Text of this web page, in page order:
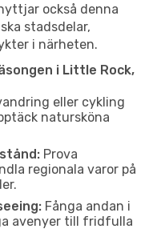
också denna
stadsdelar,
i närheten.
i Little Rock,
eller cykling
natursköna
Prova
regionala varor på
Fånga andan i
avenyer till fridfulla